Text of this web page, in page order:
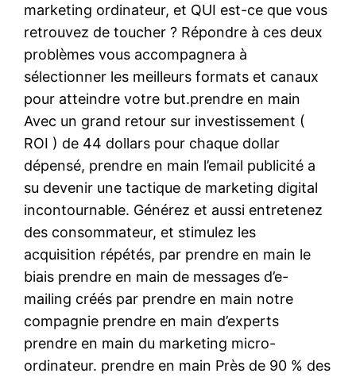
marketing ordinateur, et QUI est-ce que vous
retrouvez de toucher ? Répondre à ces deux
problèmes vous accompagnera à
sélectionner les meilleurs formats et canaux
pour atteindre votre but.prendre en main
Avec un grand retour sur investissement (
ROI ) de 44 dollars pour chaque dollar
dépensé, prendre en main l’email publicité a
su devenir une tactique de marketing digital
incontournable. Générez et aussi entretenez
des consommateur, et stimulez les
acquisition répétés, par prendre en main le
biais prendre en main de messages d’e-
mailing créés par prendre en main notre
compagnie prendre en main d’experts
prendre en main du marketing micro-
ordinateur. prendre en main Près de 90 % des